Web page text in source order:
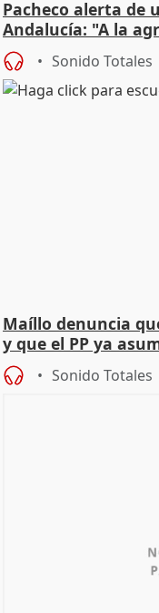
Pacheco alerta de
Andalucía: "A la
Sonido Totales
Maíllo denuncia
y que el PP ya
Sonido Totales